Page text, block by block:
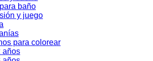
baño
y juego
para colorear
años